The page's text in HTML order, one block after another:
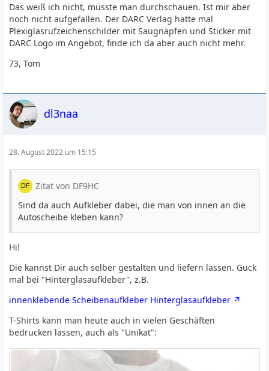
Das weiß ich nicht, müsste man durchschauen. Ist mir aber
noch nicht aufgefallen. Der DARC Verlag hatte mal
Plexiglasrufzeichenschilder mit Saugnäpfen und Sticker mit
DARC Logo im Angebot, finde ich da aber auch nicht mehr.
73, Tom
dl3naa
28. August 2022 um 15:15
Zitat von DF9HC
Sind da auch Aufkleber dabei, die man von innen an die
Autoscheibe kleben kann?
Hi!
Die kannst Dir auch selber gestalten und liefern lassen. Guck
mal bei "Hinterglasaufkleber", z.B.
innenklebende Scheibenaufkleber Hinterglasaufkleber
T-Shirts kann man heute auch in vielen Geschäften
bedrucken lassen, auch als "Unikat":